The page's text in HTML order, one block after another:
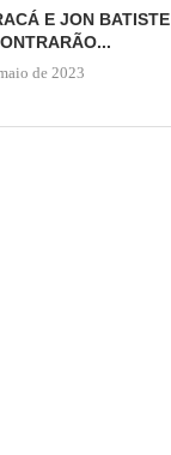
E JON BATISTE
de 2023